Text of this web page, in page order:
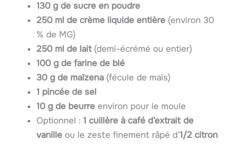
130 g de sucre en poudre
250 ml de crème liquide entière (environ 30
% de MG)
250 ml de lait(demi-écrémé ou entier)
100 g de farine de blé
30 g de maïzena (fécule de maïs)
1 pincée de sel
10 g de beurre environ pour le moule
Optionnel : 1 cuillère à café d’extrait de
vanille ou le zeste finement râpé d’1/2 citron